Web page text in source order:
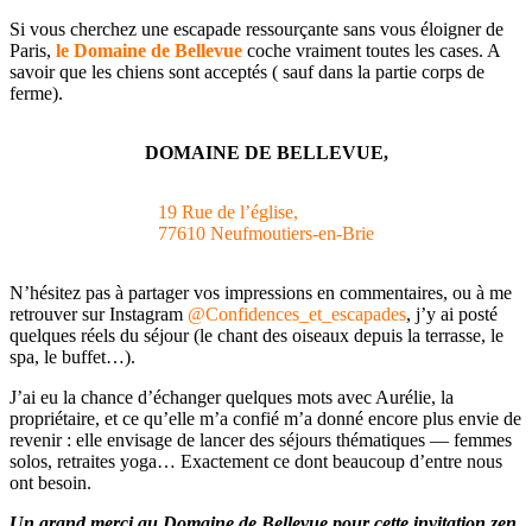
Si vous cherchez une escapade ressourçante sans vous éloigner de
Paris, le Domaine de Bellevue coche vraiment toutes les cases. A
savoir que les chiens sont acceptés ( sauf dans la partie corps de
ferme).
DOMAINE DE BELLEVUE,
19 Rue de l’église,
77610 Neufmoutiers-en-Brie
N’hésitez pas à partager vos impressions en commentaires, ou à me
retrouver sur Instagram @Confidences_et_escapades, j’y ai posté
quelques réels du séjour (le chant des oiseaux depuis la terrasse, le
spa, le buffet…).
J’ai eu la chance d’échanger quelques mots avec Aurélie, la
propriétaire, et ce qu’elle m’a confié m’a donné encore plus envie de
revenir : elle envisage de lancer des séjours thématiques — femmes
solos, retraites yoga… Exactement ce dont beaucoup d’entre nous
ont besoin.